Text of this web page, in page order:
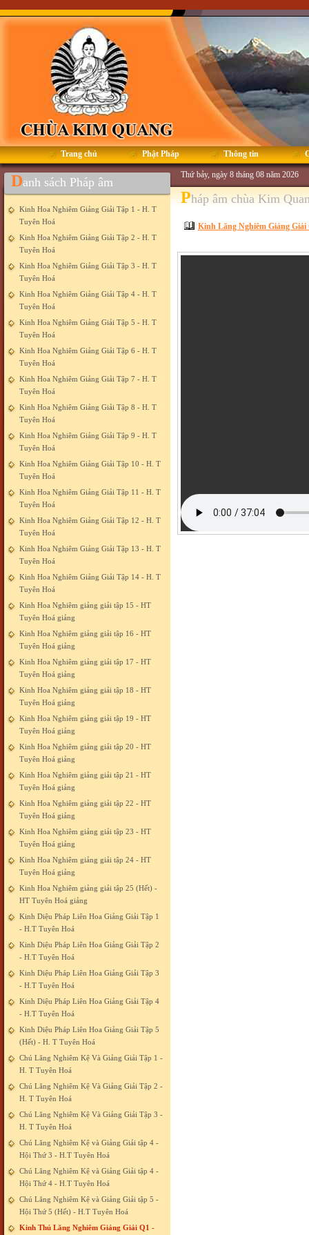
Trang chủ Phật Pháp Thông tin
Danh sách Pháp âm
Kinh Hoa Nghiêm Giảng Giải Tập 1 - H. T
Tuyên Hoá
Kinh Hoa Nghiêm Giảng Giải Tập 2 - H. T
Tuyên Hoá
Kinh Hoa Nghiêm Giảng Giải Tập 3 - H. T
Tuyên Hoá
Kinh Hoa Nghiêm Giảng Giải Tập 4 - H. T
Tuyên Hoá
Kinh Hoa Nghiêm Giảng Giải Tập 5 - H. T
Tuyên Hoá
Kinh Hoa Nghiêm Giảng Giải Tập 6 - H. T
Tuyên Hoá
Kinh Hoa Nghiêm Giảng Giải Tập 7 - H. T
Tuyên Hoá
Kinh Hoa Nghiêm Giảng Giải Tập 8 - H. T
Tuyên Hoá
Kinh Hoa Nghiêm Giảng Giải Tập 9 - H. T
Tuyên Hoá
Kinh Hoa Nghiêm Giảng Giải Tập 10 - H. T
Tuyên Hoá
Kinh Hoa Nghiêm Giảng Giải Tập 11 - H. T
Tuyên Hoá
Kinh Hoa Nghiêm Giảng Giải Tập 12 - H. T
Tuyên Hoá
Kinh Hoa Nghiêm Giảng Giải Tập 13 - H. T
Tuyên Hoá
Kinh Hoa Nghiêm Giảng Giải Tập 14 - H. T
Tuyên Hoá
Kinh Hoa Nghiêm giảng giải tập 15 - HT
Tuyên Hoá giảng
Kinh Hoa Nghiêm giảng giải tập 16 - HT
Tuyên Hoá giảng
Kinh Hoa Nghiêm giảng giải tập 17 - HT
Tuyên Hoá giảng
Kinh Hoa Nghiêm giảng giải tập 18 - HT
Tuyên Hoá giảng
Kinh Hoa Nghiêm giảng giải tập 19 - HT
Tuyên Hoá giảng
Kinh Hoa Nghiêm giảng giải tập 20 - HT
Tuyên Hoá giảng
Kinh Hoa Nghiêm giảng giải tập 21 - HT
Tuyên Hoá giảng
Kinh Hoa Nghiêm giảng giải tập 22 - HT
Tuyên Hoá giảng
Kinh Hoa Nghiêm giảng giải tập 23 - HT
Tuyên Hoá giảng
Kinh Hoa Nghiêm giảng giải tập 24 - HT
Tuyên Hoá giảng
Kinh Hoa Nghiêm giảng giải tập 25 (Hết) -
HT Tuyên Hoá giảng
Kinh Diệu Pháp Liên Hoa Giảng Giải Tập 1
- H.T Tuyên Hoá
Kinh Diệu Pháp Liên Hoa Giảng Giải Tập 2
- H.T Tuyên Hoá
Kinh Diệu Pháp Liên Hoa Giảng Giải Tập 3
- H.T Tuyên Hoá
Kinh Diệu Pháp Liên Hoa Giảng Giải Tập 4
- H.T Tuyên Hoá
Kinh Diệu Pháp Liên Hoa Giảng Giải Tập 5
(Hết) - H. T Tuyên Hoá
Chú Lăng Nghiêm Kệ Và Giảng Giải Tập 1 -
H. T Tuyên Hoá
Chú Lăng Nghiêm Kệ Và Giảng Giải Tập 2 -
H. T Tuyên Hoá
Chú Lăng Nghiêm Kệ Và Giảng Giải Tập 3 -
H. T Tuyên Hoá
Chú Lăng Nghiêm Kệ và Giảng Giải tập 4 -
Hội Thứ 3 - H.T Tuyên Hoá
Chú Lăng Nghiêm Kệ và Giảng Giải tập 4 -
Hội Thứ 4 - H.T Tuyên Hoá
Chú Lăng Nghiêm Kệ và Giảng Giải tập 5 -
Hội Thứ 5 (Hết) - H.T Tuyên Hoá
Kinh Thủ Lăng Nghiêm Giảng Giải Q1 -
Thứ bảy, ngày 8 tháng 08 năm 2026
Pháp âm chùa Kim
Kinh Lăng Nghiêm Giảng Giải